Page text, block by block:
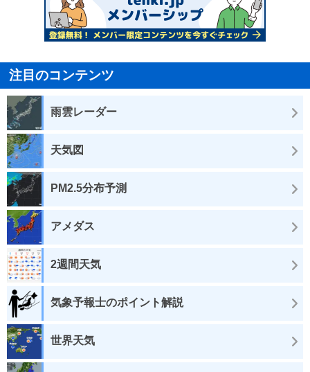
注目のコンテンツ
雨雲レーダー
天気図
PM2.5分布予測
アメダス
2週間天気
気象予報士のポイント解説
世界天気